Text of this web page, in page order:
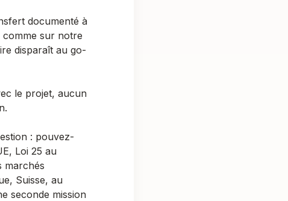
documenté à
comme sur notre
disparaît au go-
le projet, aucun
: pouvez-
Loi 25 au
marchés
, Suisse, au
seconde mission